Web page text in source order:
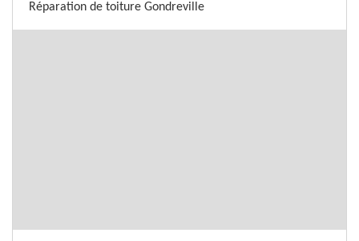
Réparation de toiture Gondreville